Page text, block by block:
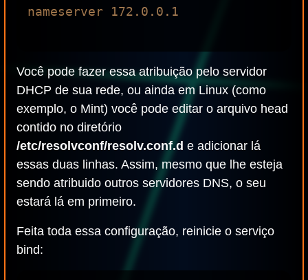
nameserver 172.0.0.1
Você pode fazer essa atribuição pelo servidor
DHCP de sua rede, ou ainda em Linux (como
exemplo, o Mint) você pode editar o arquivo head
contido no diretório
/etc/resolvconf/resolv.conf.d e adicionar lá
essas duas linhas. Assim, mesmo que lhe esteja
sendo atribuido outros servidores DNS, o seu
estará lá em primeiro.
Feita toda essa configuração, reinicie o serviço
bind: